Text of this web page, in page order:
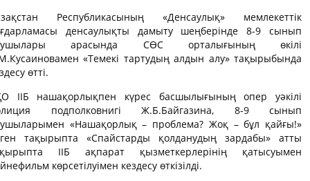
Республикасының «Денсаулық» мемлекеттік
денсаулықты дамыту шеңберінде 8-9 сынып
арасында СӨС орталығының өкілі
«Темекі тартудың алдын алу» тақырыбында
өтті.
ІІБ нашақорлықпен күрес басшылығының опер уәкілі
подполковнигі Ж.Б.Байгазина, 8-9 сынып
«Нашақорлық – проблема? Жоқ – бұл қайғы!»
тақырыпта «Спайстарды қолданудың зардабы» атты
ІІБ ақпарат қызметкерлерінің қатысуымен
көрсетілуімен кездесу өткізілді.